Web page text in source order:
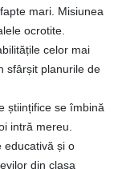
mari. Misiunea
ocrotite.
celor mai
sfârșit planurile de
științifice se îmbină
intră mereu.
educativă și o
din clasa